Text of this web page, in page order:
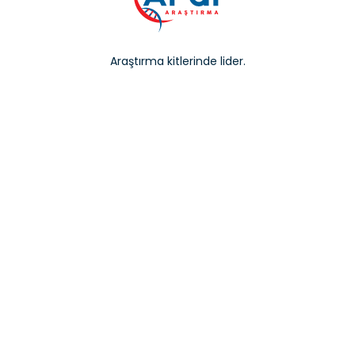
Araştırma kitlerinde lider.